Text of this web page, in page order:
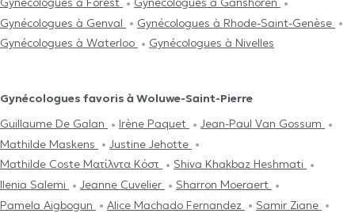
Gynécologues à Genval
Gynécologues à Rhode-Saint-Genèse
Gynécologues à Waterloo
Gynécologues à Nivelles
Gynécologues favoris à Woluwe-Saint-Pierre
Guillaume De Galan
Irène Paquet
Jean-Paul Van Gossum
Mathilde Maskens
Justine Jehotte
Mathilde Coste Ματίλντα Κόστ
Shiva Khakbaz Heshmati
Ilenia Salemi
Jeanne Cuvelier
Sharron Moeraert
Pamela Aigbogun
Alice Machado Fernandez
Samir Ziane